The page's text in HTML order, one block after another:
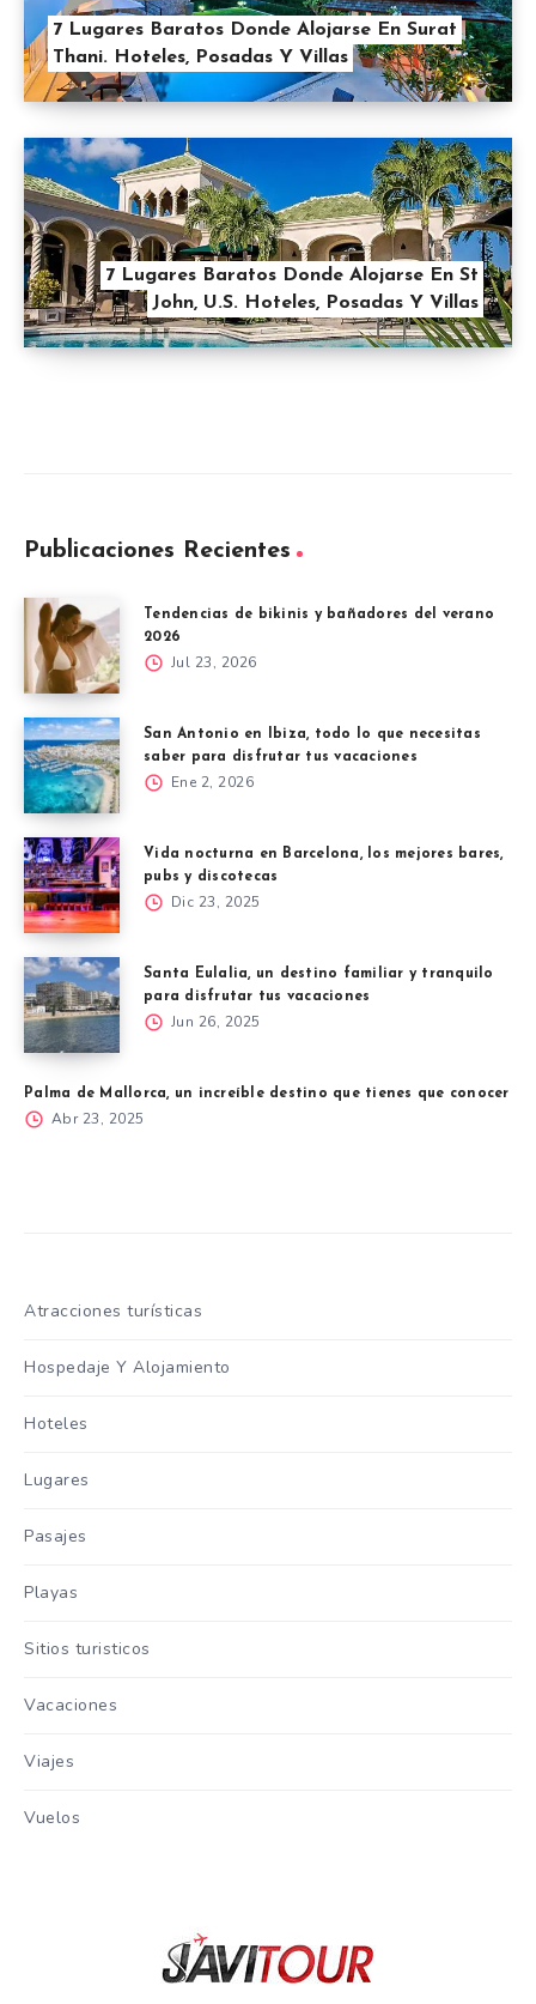
7 Lugares Baratos Donde Alojarse En Surat
Thani. Hoteles, Posadas Y Villas
7 Lugares Baratos Donde Alojarse En St
John, U.S. Hoteles, Posadas Y Villas
Publicaciones Recientes
Tendencias de bikinis y bañadores del verano
2026
Jul 23, 2026
San Antonio en Ibiza, todo lo que necesitas
saber para disfrutar tus vacaciones
Ene 2, 2026
Vida nocturna en Barcelona, los mejores bares,
pubs y discotecas
Dic 23, 2025
Santa Eulalia, un destino familiar y tranquilo
para disfrutar tus vacaciones
Jun 26, 2025
Palma de Mallorca, un increíble destino que tienes que conocer
Abr 23, 2025
Atracciones turísticas
Hospedaje Y Alojamiento
Hoteles
Lugares
Pasajes
Playas
Sitios turisticos
Vacaciones
Viajes
Vuelos